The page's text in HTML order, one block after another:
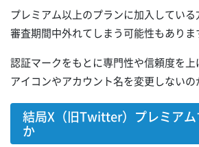
プレミアム以上のプランに加入してい
審査期間中外れてしまう可能性もありま
認証マークをもとに専門性や信頼度を
アイコンやアカウント名を変更しないの
結局X（旧Twitter）プレミア
か